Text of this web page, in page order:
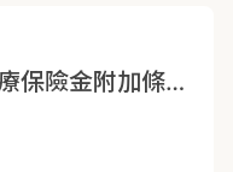
台灣人壽年年平安傷害醫療保險金附加條款(甲型) SMR2A 及台灣人壽年年平安傷害醫療保險金附加條款(丁型) SMR2D